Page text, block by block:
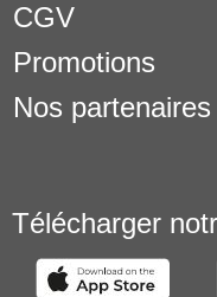
CGV
Promotions
Nos partenaires
Télécharger